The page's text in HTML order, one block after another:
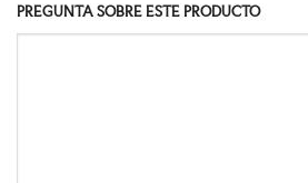
PREGUNTA SOBRE ESTE PRODUCTO